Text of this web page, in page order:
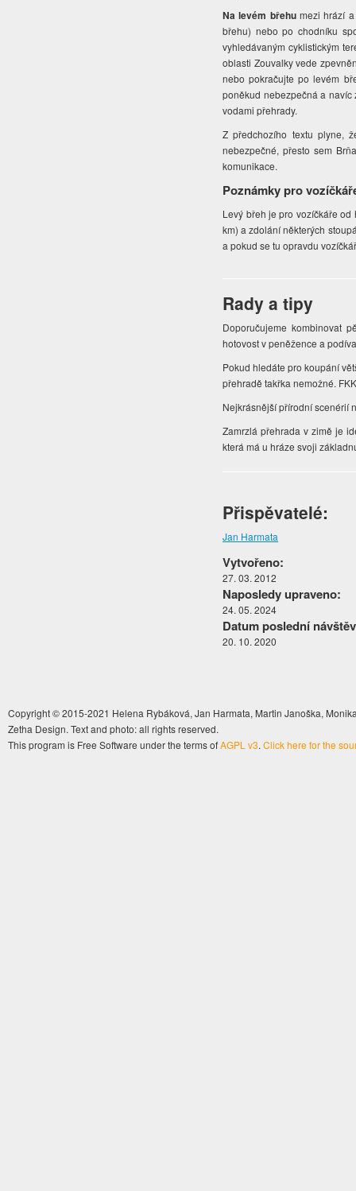
Na levém břehumezi hrází
břehu) nebo po chodníku
vyhledávaným cyklistickým
oblasti Zouvalky vede
nebo pokračujte po levém
poněkud nebezpečná a
vodami přehrady.
Z předchozího textu plyne,
nebezpečné, přesto sem
komunikace.
Poznámky pro
Levý břeh je pro vozíčkáře
km) a zdolání některých
a pokud se tu opravdu
Rady a tipy
Doporučujeme kombinovat
hotovost v peněžence a
Pokud hledáte pro koupání
přehradě takřka nemožné.
Nejkrásnější přírodní scenérií
Zamrzlá přehrada v zimě je
která má u hráze svoji
Přispěvatelé:
Jan Harmata
Vytvořeno:
27. 03. 2012
Naposledy upraveno:
24. 05. 2024
Datum poslední
20. 10. 2020
Copyright © 2015-2021 Helena Rybáková, Jan Harmata, Martin Janoška,
Zetha Design. Text and photo: all rights reserved.
This program is Free Software under the terms ofAGPL v3. Click here for the